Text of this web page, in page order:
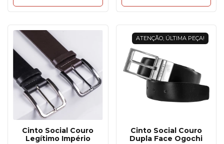
Cinto Social Couro
Legítimo Império
ATENÇÃO, ÚLTIMA PEÇA!
Cinto Social Couro
Dupla Face Ogochi